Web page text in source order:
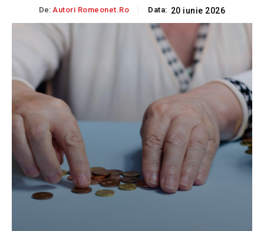
De: Autori Romeonet.ro Data: 20 iunie 2026